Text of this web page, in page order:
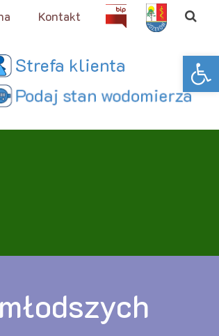
Open toolbar
Kontakt